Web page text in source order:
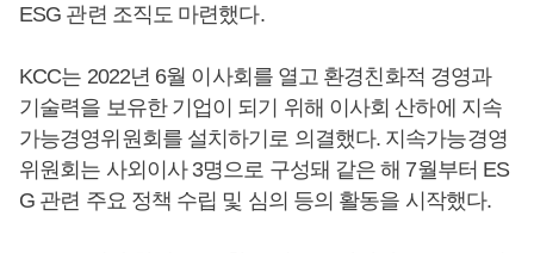
ESG 관련 조직도 마련했다.
KCC는 2022년 6월 이사회를 열고 환경친화적 경영과
기술력을 보유한 기업이 되기 위해 이사회 산하에 지속
가능경영위원회를 설치하기로 의결했다. 지속가능경영
위원회는 사외이사 3명으로 구성돼 같은 해 7월부터 ES
G 관련 주요 정책 수립 및 심의 등의 활동을 시작했다.